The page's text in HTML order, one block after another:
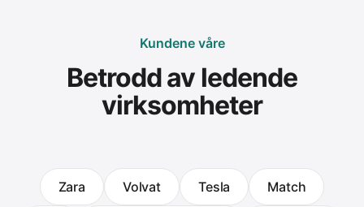
Kundene våre
Betrodd av ledende
virksomheter
Zara Volvat Tesla Match